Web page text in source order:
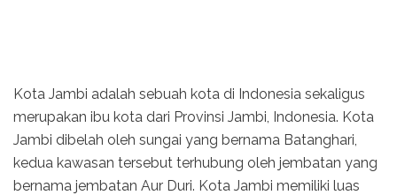
Kota Jambi adalah sebuah kota di Indonesia sekaligus
merupakan ibu kota dari Provinsi Jambi, Indonesia. Kota
Jambi dibelah oleh sungai yang bernama Batanghari,
kedua kawasan tersebut terhubung oleh jembatan yang
bernama jembatan Aur Duri. Kota Jambi memiliki luas